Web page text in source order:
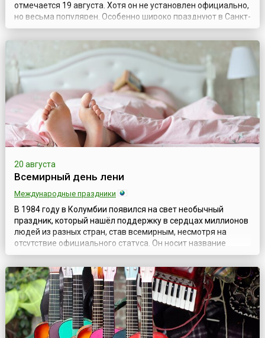
отмечается 19 августа. Хотя он не установлен официально,
но весьма популярен. Особенно широко празднуют в Санкт-
Петербурге, где энтузиасты отмечают его как собственную
традицию. Тельняшка (в народе также — тельник) —
нательная полосатая рубаха (отсюда и название), которую
как предмет унифор...
20 августа
Всемирный день лени
Международные праздники
В 1984 году в Колумбии появился на свет необычный
праздник, который нашёл поддержку в сердцах миллионов
людей из разных стран, став всемирным, несмотря на
отсутствие официального статуса. Он носит название
Всемирный день лени.На первый взгляд, лень – один из
неприятных человеческих пороков. Однако, в случае с
праздником организаторы окрестили его так, конечно же, в
шутку. Речь идёт о совершенн...